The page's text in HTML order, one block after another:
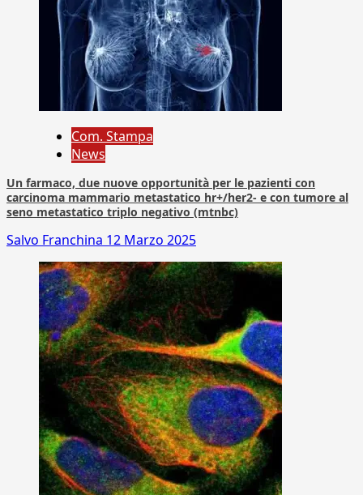
Com. Stampa
News
Un farmaco, due nuove opportunità per le pazienti con
carcinoma mammario metastatico hr+/her2- e con tumore al
seno metastatico triplo negativo (mtnbc)
Salvo Franchina 12 Marzo 2025